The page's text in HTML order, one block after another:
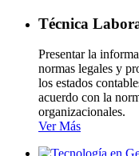
Técnica
Presentar la
normas legales y
los estados
acuerdo con la
organizacionales.
Ver Más